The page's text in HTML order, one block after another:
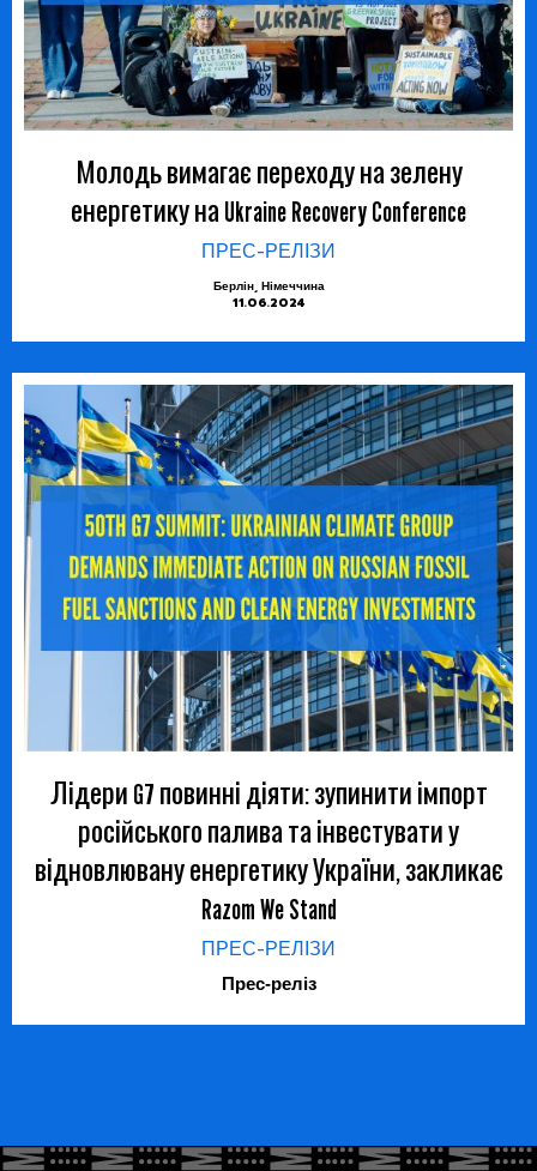
Молодь вимагає переходу на зелену
енергетику на Ukraine Recovery Conference
ПРЕС-РЕЛІЗИ
Берлін, Німеччина
11.06.2024
Лідери G7 повинні діяти: зупинити імпорт
російського палива та інвестувати у
відновлювану енергетику України, закликає
Razom We Stand
ПРЕС-РЕЛІЗИ
Прес-реліз